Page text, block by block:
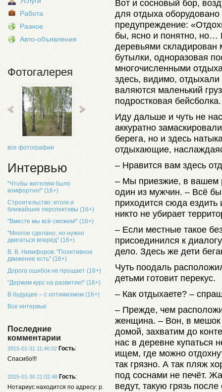
Работа
Разное
Авто-объявления
Фотогалерея
все фотографии
Интервью
"Чтобы жителям было
комфортно!" (16+)
Строительство: итоги и
ближайшие перспективы (16+)
"Вместе мы всё сможем!" (16+)
"Многое сделано, но нужно
двигаться вперёд" (16+)
В. В. Никифоров: "Позитивное
движение есть" (16+)
Дорога ошибок не прощает (16+)
"Держим курс на развитие!" (16+)
В будущее – с оптимизмом (16+)
Все интервью
Последние
комментарии
2015-01-31 11:46:02 Гость:
Спасибо!!!
2015-01-30 21:02:48 Гость:
Нотариус находится по адресу: р.
Вот и сосновый бор,
для отдыха оборудовано
предупреждение:
бы, ясно и понятно, но…
деревьями складирован
бутылки, одноразовая
многочисленными
здесь, видимо,
валяются маленький
подростковая бейсболка.
Иду дальше и чуть не
аккуратно
берега, но и здесь
отдыхающие,
– Нравится вам здесь
– Мы приезжие, в вашем
один из мужчин. – Всё
приходится сюда ездить
никто не убирает
– Если местные такое
присоединился к
дело. Здесь же дети
Чуть поодаль
детьми готовит перекус.
– Как отдыхаете? –
– Прежде, чем
женщина. – Вон, в
домой, захватим до
нас в деревне купаться
ищем, где можно
так грязно. А так пляж
под соснами не печёт.
ведут, такую грязь